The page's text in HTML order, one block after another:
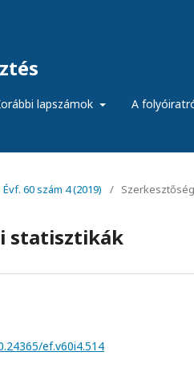
lapszámok A
Évf. 60 szám 4 (2019) /
statisztikák
ef.v60i4.514